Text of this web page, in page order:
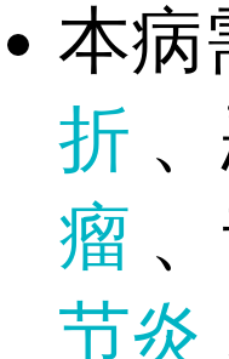
本病
折
瘤
节炎